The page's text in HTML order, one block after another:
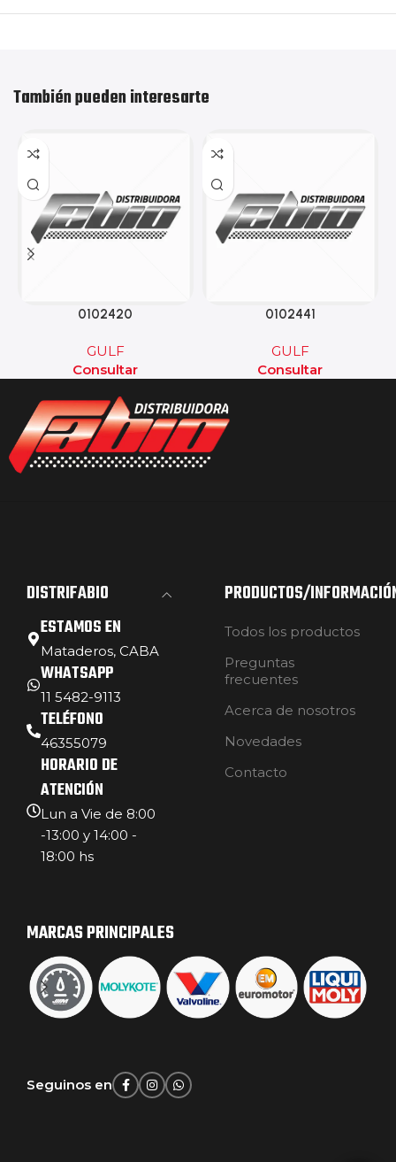
También pueden interesarte
0102420
GULF
Consultar
0102441
GULF
Consultar
DISTRIFABIO
ESTAMOS EN
Mataderos, CABA
WHATSAPP
11 5482-9113
TELÉFONO
46355079
HORARIO DE
ATENCIÓN
Lun a Vie de 8:00
-13:00 y 14:00 -
18:00 hs
PRODUCTOS/
Todos los productos
Preguntas
frecuentes
Acerca de nosotros
Novedades
Contacto
MARCAS PRINCIPALES
Seguinos en